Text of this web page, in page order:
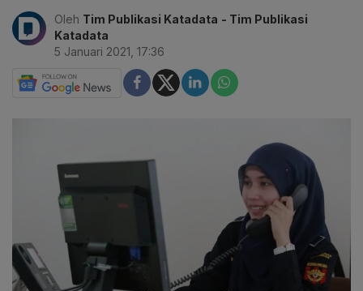
Oleh Tim Publikasi Katadata - Tim Publikasi
Katadata
5 Januari 2021, 17:36